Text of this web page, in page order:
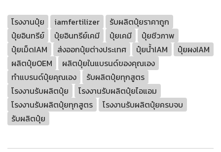
โรงงานปุ๋ย iamfertilizer
รับผลิตปุ๋ยราคาถูก
ปุ๋ยอินทรีย์
ปุ๋ยอินทรีย์เคมี ปุ๋ยเคมี
ปุ๋ยชีวภาพ
ปุ๋ยเม็ดIAM
ส่งออกปุ๋ยต่างประเทศ ปุ๋ยน้ำIAM
ปุ๋ยผงIAM
ผลิตปุ๋ยOEM
ผลิตปุ๋ยในแบรนด์ของคุณเอง
ทำแบรนด์ปุ๋ยคุณเอง
รับผลิตปุ๋ยทุกสูตร
โรงงานรับผลิตปุ๋ย
โรงงานรับผลิตปุ๋ยไอแอม
โรงงานรับผลิตปุ๋ยทุกสูตร
โรงงานรับผลิตปุ๋ยครบจบ
รับผลิตปุ๋ย